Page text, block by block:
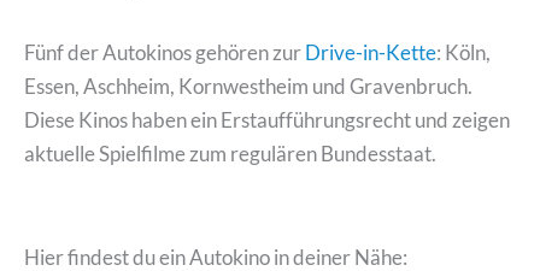
Fünf der Autokinos gehören zurDrive-in-Kette: Köln,
Essen, Aschheim, Kornwestheim und Gravenbruch.
Diese Kinos haben ein Erstaufführungsrecht und zeigen
aktuelle Spielfilme zum regulären Bundesstaat.
Hier findest du ein Autokino in deiner Nähe: